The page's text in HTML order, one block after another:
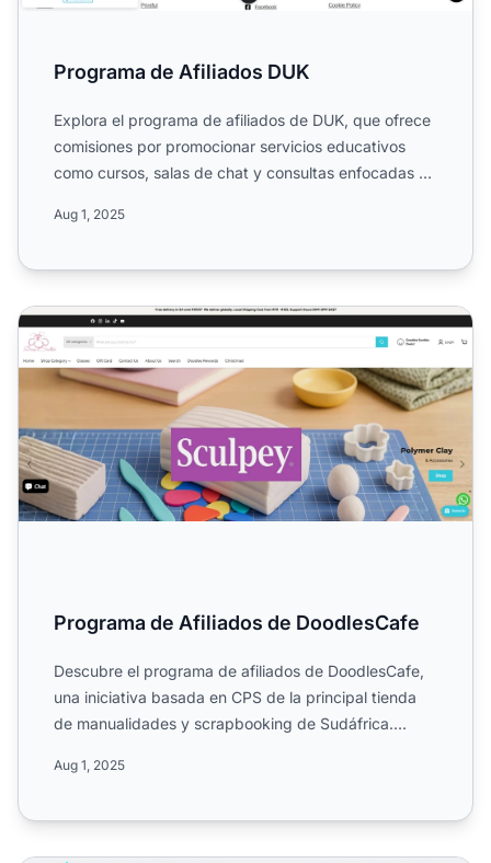
Programa de Afiliados DUK
Explora el programa de afiliados de DUK, que ofrece
comisiones por promocionar servicios educativos
como cursos, salas de chat y consultas enfocadas en
Aug 1, 2025
Programa de Afiliados de DoodlesCafe
Programa de Afiliados de DoodlesCafe
Descubre el programa de afiliados de DoodlesCafe,
una iniciativa basada en CPS de la principal tienda
de manualidades y scrapbooking de Sudáfrica.
Aug 1, 2025